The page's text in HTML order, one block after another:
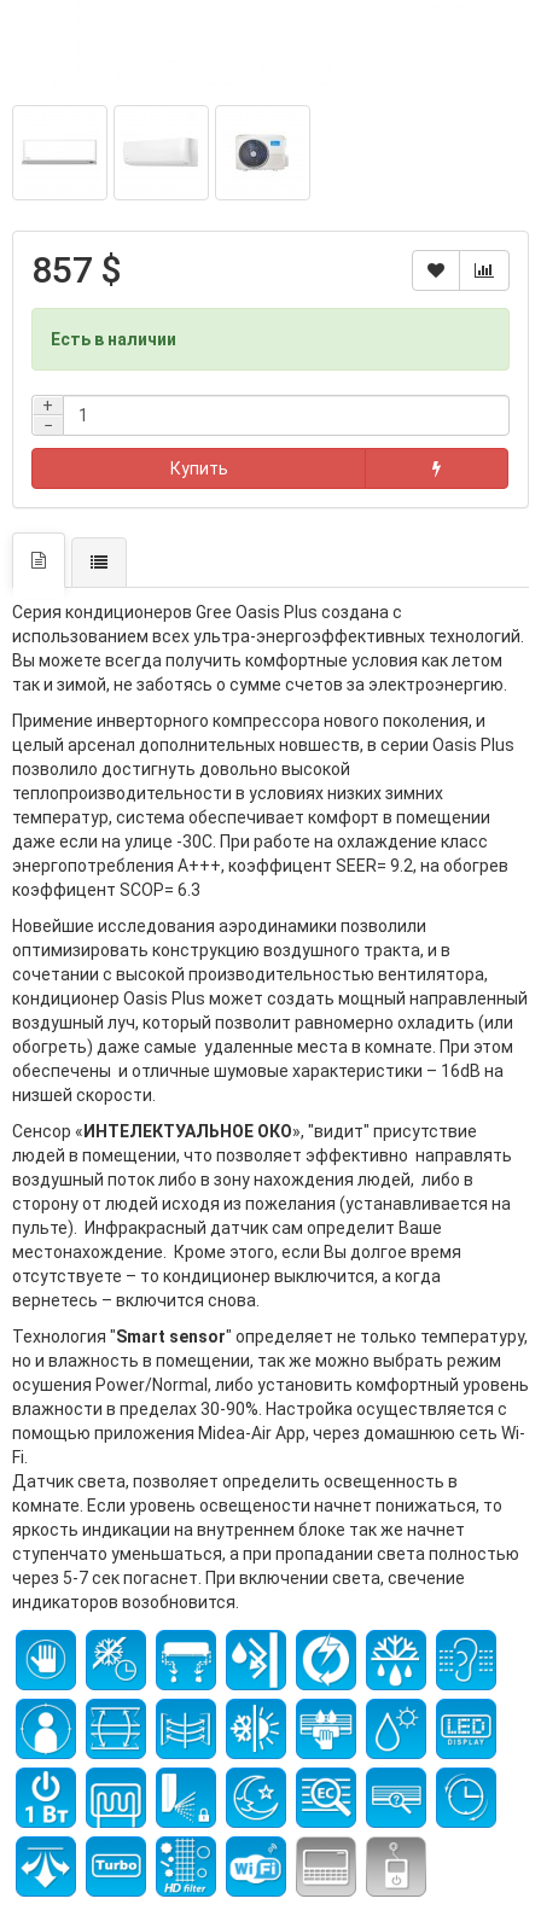
857 $
Есть в наличии
+
−
Купить
Серия кондиционеров Gree Oasis Plus создана с
использованием всех ультра-энергоэффективных технологий.
Вы можете всегда получить комфортные условия как летом
так и зимой, не заботясь о сумме счетов за электроэнергию.
Примение инверторного компрессора нового поколения, и
целый арсенал дополнительных новшеств, в серии Oasis Plus
позволило достигнуть довольно высокой
теплопроизводительности в условиях низких зимних
температур, система обеспечивает комфорт в помещении
даже если на улице -30С. При работе на охлаждение класс
энергопотребления А+++, коэффицент SEER= 9.2, на обогрев
коэффицент SCOP= 6.3
Новейшие исследования аэродинамики позволили
оптимизировать конструкцию воздушного тракта, и в
сочетании с высокой производительностью вентилятора,
кондиционер Oasis Plus может создать мощный направленный
воздушный луч, который позволит равномерно охладить (или
обогреть) даже самые удаленные места в комнате. При этом
обеспечены и отличные шумовые характеристики – 16dB на
низшей скорости.
Сенсор « ИНТЕЛЕКТУАЛЬНОЕ ОКО», "видит" присутствие
людей в помещении, что позволяет эффективно направлять
воздушный поток либо в зону нахождения людей, либо в
сторону от людей исходя из пожелания (устанавливается на
пульте). Инфракрасный датчик сам определит Ваше
местонахождение. Кроме этого, если Вы долгое время
отсутствуете – то кондиционер выключится, а когда
вернетесь – включится снова.
Технология "Smart sensor" определяет не только температуру,
но и влажность в помещении, так же можно выбрать режим
осушения Power/Normal, либо установить комфортный уровень
влажности в пределах 30-90%. Настройка осуществляется с
помощью приложения Midea-Air App, через домашнюю сеть Wi-
Fi.
Датчик света, позволяет определить освещенность в
комнате. Если уровень освещености начнет понижаться, то
яркость индикации на внутреннем блоке так же начнет
ступенчато уменьшаться, а при пропадании света полностью
через 5-7 сек погаснет. При включении света, свечение
индикаторов возобновится.